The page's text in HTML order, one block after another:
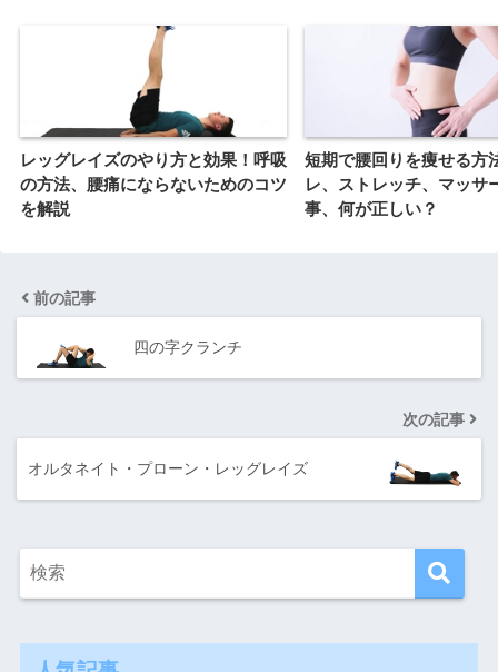
レッグレイズのやり方と効果！呼吸
の方法、腰痛にならないためのコツ
を解説
短期で腰回りを痩せる方
レ、ストレッチ、マッサ
事、何が正しい？
前の記事
四の字クランチ
次の記事
オルタネイト・プローン・レッグレイズ